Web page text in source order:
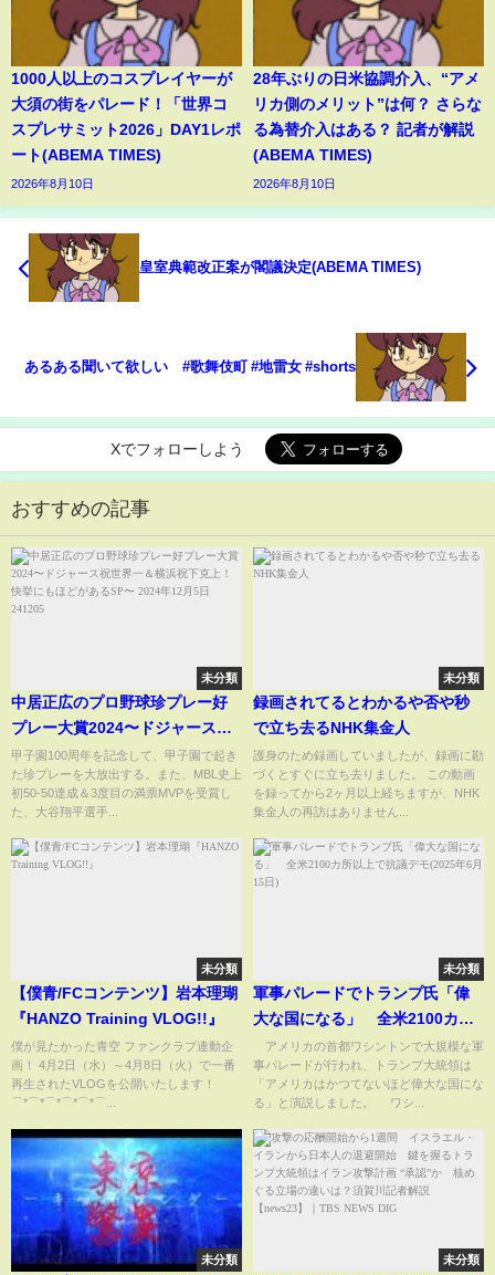
1000人以上のコスプレイヤーが
大須の街をパレード！「世界コ
スプレサミット2026」DAY1レポ
ート(ABEMA TIMES)
2026年8月10日
28年ぶりの日米協調介入、“アメ
リカ側のメリット”は何？ さらな
る為替介入はある？ 記者が解説
(ABEMA TIMES)
2026年8月10日
皇室典範改正案が閣議決定(ABEMA TIMES)
あるある聞いて欲しい #歌舞伎町 #地雷女 #shorts
Xでフォローしよう
おすすめの記事
未分類
中居正広のプロ野球珍プレー好
プレー大賞2024〜ドジャース祝
世界一＆横浜祝下克上！快挙に
もほどがあるSP〜 2024年12月5
日 241205
甲子園100周年を記念して、甲子園で起き
た珍プレーを大放出する。また、MBL史上
初50-50達成＆3度目の満票MVPを受賞し
た、大谷翔平選手...
未分類
録画されてるとわかるや否や秒
で立ち去るNHK集金人
護身のため録画していましたが、録画に勘
づくとすぐに立ち去りました。 この動画
を録ってから2ヶ月以上経ちますが、NHK
集金人の再訪はありません...
未分類
【僕青/FCコンテンツ】岩本理瑚
『HANZO Training VLOG!!』
僕が見たかった青空 ファンクラブ連動企
画！ 4月2日（水）～4月8日（火）で一番
再生されたVLOGを公開いたします！
⌒*⌒*⌒*⌒*⌒*⌒...
未分類
軍事パレードでトランプ氏「偉
大な国になる」 全米2100カ所
以上で抗議デモ(2025年6月15日)
アメリカの首都ワシントンで大規模な軍
事パレードが行われ、トランプ大統領は
「アメリカはかつてないほど偉大な国にな
る」と演説しました。 ワシ...
未分類 未分類